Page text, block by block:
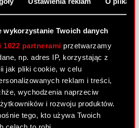
wykorzystanie Twoich danych
1022 partnerami przetwarzamy
np. adres IP, korzystając z
jak pliki cookie, w celu
reklam i treści,
wychodzenia naprzeciw
i rozwoju produktów.
tego, kto używa Twoich
nr 2/2011
połączenia Optimus S.A. ze
CDP Investment sp. z
w Statucie Spółki oraz
podwyższenia kapitału
Spółki.